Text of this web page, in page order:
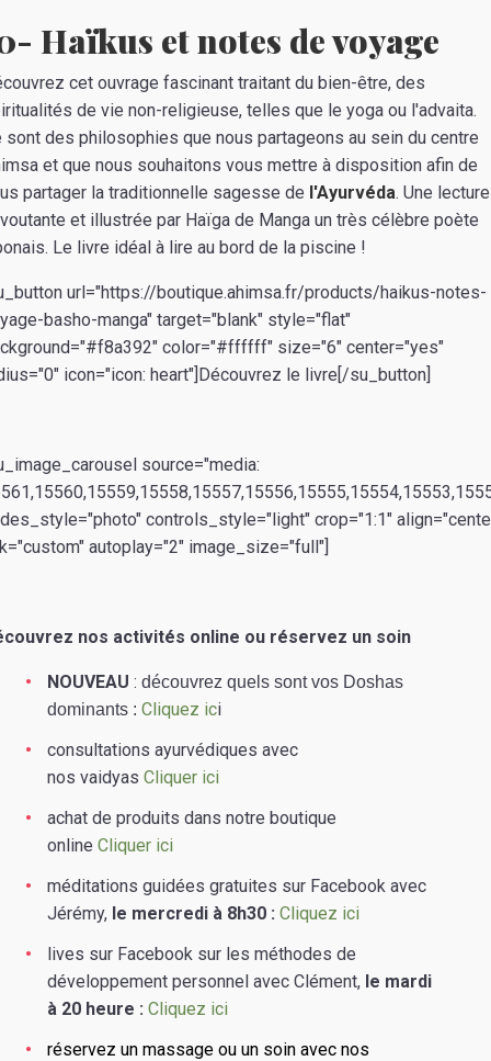
Haïkus et notes de voyage
cet ouvrage fascinant traitant du bien-être, des
de vie non-religieuse, telles que le yoga ou l'advaita.
sont des philosophies que nous partageons au sein du centre
et que nous souhaitons vous mettre à disposition afin de
partager la traditionnelle sagesse de l'Ayurvéda. Une lecture
et illustrée par Haïga de Manga un très célèbre poète
Le livre idéal à lire au bord de la piscine !
url="https://boutique.ahimsa.fr/products/haikus-notes-
basho-manga" target="blank" style="flat"
color="#ffffff" size="6" center="yes"
icon="icon: heart"]Découvrez le livre[/su_button]
source="media:
controls_style="light" crop="1:1"
autoplay="2" image_size="full"]
nos activités online ou réservez un soin
NOUVEAU : découvrez quels sont vos Doshas
dominants : Cliquez ici
consultations ayurvédiques avec
nos vaidyas Cliquer ici
achat de produits dans notre boutique
online Cliquer ici
méditations guidées gratuites sur Facebook avec
Jérémy, le mercredi à 8h30 : Cliquez ici
lives sur Facebook sur les méthodes de
développement personnel avec Clément, le mardi
à 20 heure : Cliquez ici
réservez un massage ou un soin avec nos